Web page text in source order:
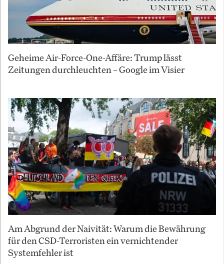
Geheime Air-Force-One-Affäre: Trump lässt
Zeitungen durchleuchten – Google im Visier
Am Abgrund der Naivität: Warum die Bewährung
für den CSD-Terroristen ein vernichtender
Systemfehler ist